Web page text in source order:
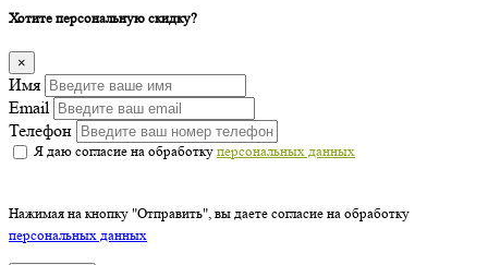
Хотите персональную скидку?
×
Имя
Email
Телефон
Я даю согласие на обработку персональных данных
Нажимая на кнопку "Отправить", вы даете согласие на обработку
персональных данных